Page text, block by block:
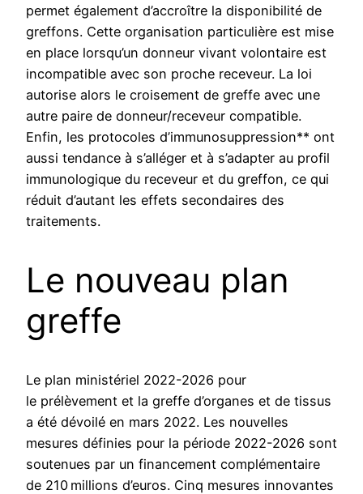
permet également d’accroître la disponibilité de
greffons. Cette organisation particulière est mise
en place lorsqu’un donneur vivant volontaire est
incompatible avec son proche receveur. La loi
autorise alors le croisement de greffe avec une
autre paire de donneur/receveur compatible.
Enfin, les protocoles d’immunosuppression** ont
aussi tendance à s’alléger et à s’adapter au profil
immu­nologique du receveur et du greffon, ce qui
réduit d’autant les effets secondaires des
traitements.
Le nouveau plan
greffe
Le plan ministériel 2022-2026 pour
le prélèvement et la greffe d’organes et de tissus
a été dévoilé en mars 2022. Les nouvelles
mesures définies pour la période 2022-2026 sont
soutenues par un financement complémentaire
de 210 millions d’euros. Cinq mesures innovantes